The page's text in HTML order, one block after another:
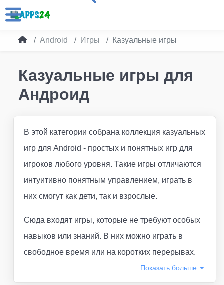
Android Игры Казуальные игры
Казуальные игры для
Андроид
В этой категории собрана коллекция казуальных
игр для Android - простых и понятных игр для
игроков любого уровня. Такие игры отличаются
интуитивно понятным управлением, играть в
них смогут как дети, так и взрослые.
Сюда входят игры, которые не требуют особых
навыков или знаний. В них можно играть в
свободное время или на коротких перерывах.
Показать больше